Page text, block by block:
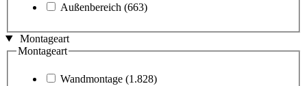
Außenbereich (663)
Montageart
Montageart
Wandmontage (1.828)